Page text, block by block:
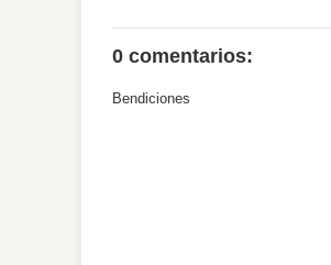
0 comentarios:
Bendiciones